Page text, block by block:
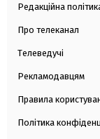
Редакційна
Про телеканал
Телеведучі
Рекламодавцям
Правила
Політика